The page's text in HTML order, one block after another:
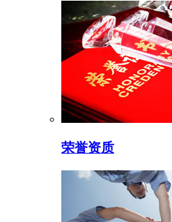
荣誉资质